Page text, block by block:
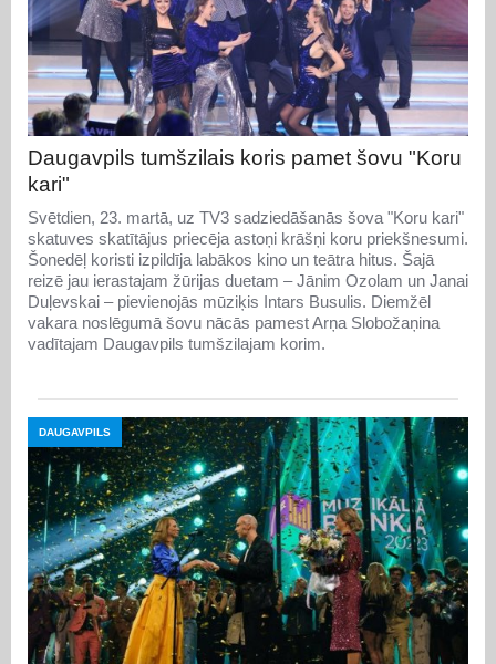
Daugavpils tumšzilais koris pamet šovu "Koru
kari"
Svētdien, 23. martā, uz TV3 sadziedāšanās šova "Koru kari"
skatuves skatītājus priecēja astoņi krāšņi koru priekšnesumi.
Šonedēļ koristi izpildīja labākos kino un teātra hitus. Šajā
reizē jau ierastajam žūrijas duetam – Jānim Ozolam un Janai
Duļevskai – pievienojās mūziķis Intars Busulis. Diemžēl
vakara noslēgumā šovu nācās pamest Arņa Slobožaņina
vadītajam Daugavpils tumšzilajam korim.
DAUGAVPILS